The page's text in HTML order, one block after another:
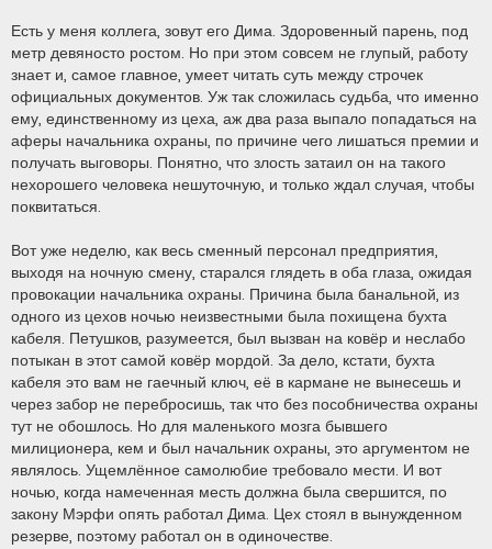
Есть у меня коллега, зовут его Дима. Здоровенный парень, под
метр девяносто ростом. Но при этом совсем не глупый, работу
знает и, самое главное, умеет читать суть между строчек
официальных документов. Уж так сложилась судьба, что именно
ему, единственному из цеха, аж два раза выпало попадаться на
аферы начальника охраны, по причине чего лишаться премии и
получать выговоры. Понятно, что злость затаил он на такого
нехорошего человека нешуточную, и только ждал случая, чтобы
поквитаться.
Вот уже неделю, как весь сменный персонал предприятия,
выходя на ночную смену, старался глядеть в оба глаза, ожидая
провокации начальника охраны. Причина была банальной, из
одного из цехов ночью неизвестными была похищена бухта
кабеля. Петушков, разумеется, был вызван на ковёр и неслабо
потыкан в этот самой ковёр мордой. За дело, кстати, бухта
кабеля это вам не гаечный ключ, её в кармане не вынесешь и
через забор не перебросишь, так что без пособничества охраны
тут не обошлось. Но для маленького мозга бывшего
милиционера, кем и был начальник охраны, это аргументом не
являлось. Ущемлённое самолюбие требовало мести. И вот
ночью, когда намеченная месть должна была свершится, по
закону Мэрфи опять работал Дима. Цех стоял в вынужденном
резерве, поэтому работал он в одиночестве.